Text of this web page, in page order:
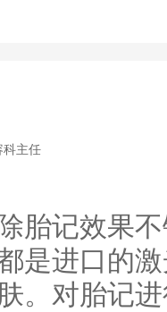
科主任
记效果不
是进口的
。对胎记